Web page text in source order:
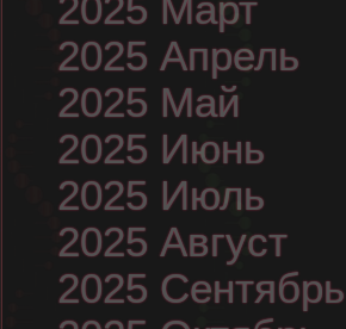
2025 Март
2025 Апрель
2025 Май
2025 Июнь
2025 Июль
2025 Август
2025 Сентябрь